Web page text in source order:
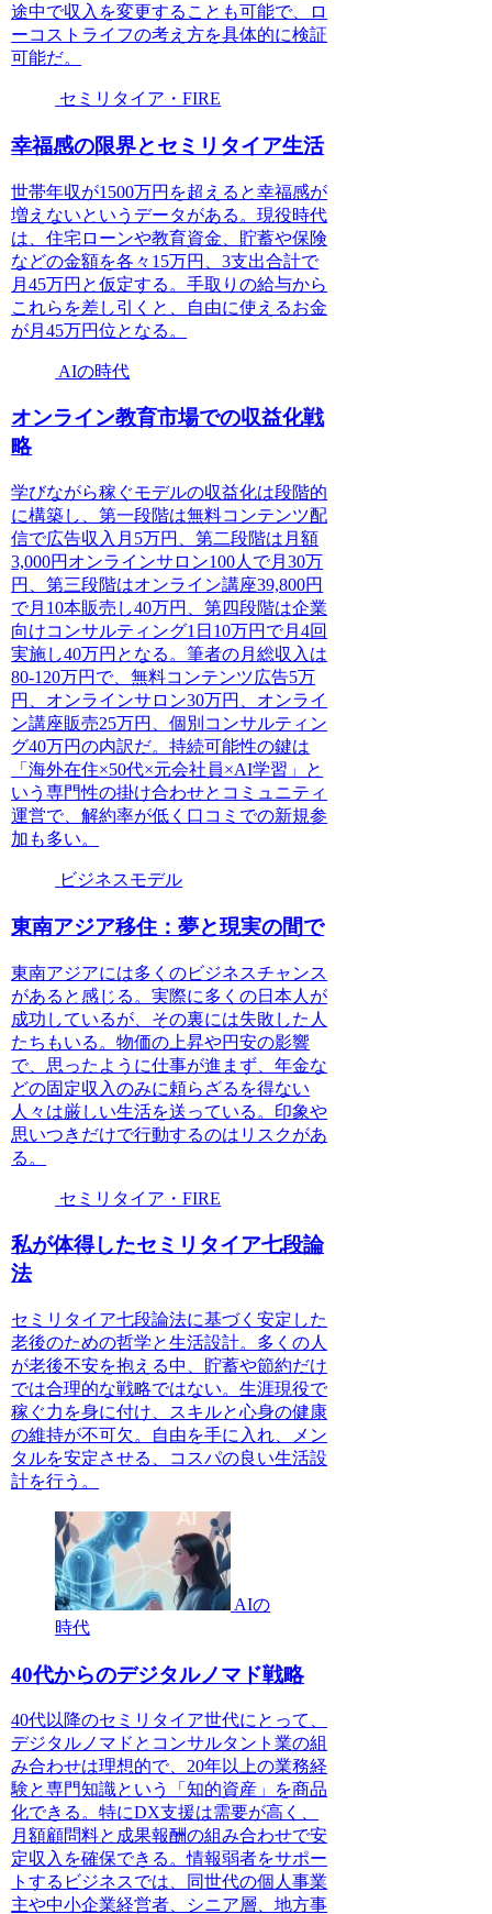
途中で収入を変更することも可能で、ロ
ーコストライフの考え方を具体的に検証
可能だ。
セミリタイア・FIRE
幸福感の限界とセミリタイア生活
世帯年収が1500万円を超えると幸福感が
増えないというデータがある。現役時代
は、住宅ローンや教育資金、貯蓄や保険
などの金額を各々15万円、3支出合計で
月45万円と仮定する。手取りの給与から
これらを差し引くと、自由に使えるお金
が月45万円位となる。
AIの時代
オンライン教育市場での収益化戦
略
学びながら稼ぐモデルの収益化は段階的
に構築し、第一段階は無料コンテンツ配
信で広告収入月5万円、第二段階は月額
3,000円オンラインサロン100人で月30万
円、第三段階はオンライン講座39,800円
で月10本販売し40万円、第四段階は企業
向けコンサルティング1日10万円で月4回
実施し40万円となる。筆者の月総収入は
80-120万円で、無料コンテンツ広告5万
円、オンラインサロン30万円、オンライ
ン講座販売25万円、個別コンサルティン
グ40万円の内訳だ。持続可能性の鍵は
「海外在住×50代×元会社員×AI学習」と
いう専門性の掛け合わせとコミュニティ
運営で、解約率が低く口コミでの新規参
加も多い。
ビジネスモデル
東南アジア移住：夢と現実の間で
東南アジアには多くのビジネスチャンス
があると感じる。実際に多くの日本人が
成功しているが、その裏には失敗した人
たちもいる。物価の上昇や円安の影響
で、思ったように仕事が進まず、年金な
どの固定収入のみに頼らざるを得ない
人々は厳しい生活を送っている。印象や
思いつきだけで行動するのはリスクがあ
る。
セミリタイア・FIRE
私が体得したセミリタイア七段論
法
セミリタイア七段論法に基づく安定した
老後のための哲学と生活設計。多くの人
が老後不安を抱える中、貯蓄や節約だけ
では合理的な戦略ではない。生涯現役で
稼ぐ力を身に付け、スキルと心身の健康
の維持が不可欠。自由を手に入れ、メン
タルを安定させる、コスパの良い生活設
計を行う。
AIの
時代
40代からのデジタルノマド戦略
40代以降のセミリタイア世代にとって、
デジタルノマドとコンサルタント業の組
み合わせは理想的で、20年以上の業務経
験と専門知識という「知的資産」を商品
化できる。特にDX支援は需要が高く、
月額顧問料と成果報酬の組み合わせで安
定収入を確保できる。情報弱者をサポー
トするビジネスでは、同世代の個人事業
主や中小企業経営者、シニア層、地方事